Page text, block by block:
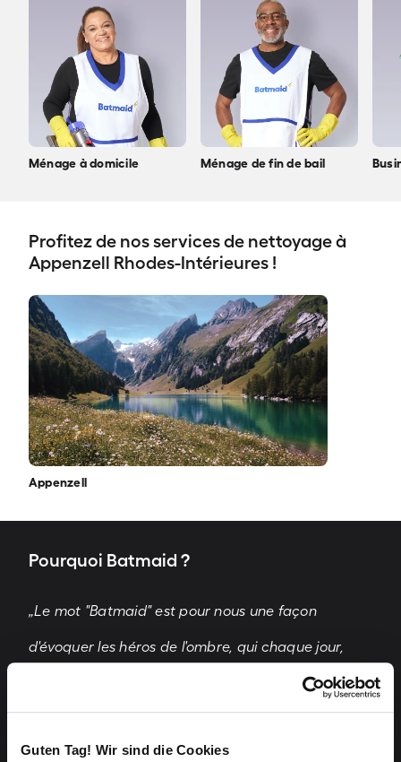
Guten Tag! Wir sind die Cookies
Ménage à domicile Ménage de fin de bail
Profitez de nos services de nettoyage à
Appenzell Rhodes-Intérieures !
Appenzell
Pourquoi Batmaid ?
„Le mot "Batmaid" est pour nous une façon
d'évoquer les héros de l'ombre, qui chaque jour,
font un travail fantastique et prennent soin de nos
maisons dans des conditions de travail difficiles.
Leur passion pour leur travail et leur engagement